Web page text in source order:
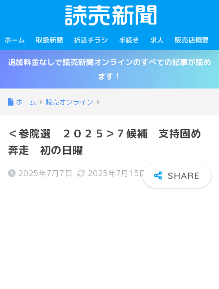
ホーム 取扱新聞 折込チラシ 手続き 求人 販売店概要
追加料金なしで読売新聞オンラインのすべての記事が読め
ます！
ホーム 読売オンライン
＜参院選 ２０２５＞７候補 支持固め
奔走 初の日曜
2025年7月7日 2025年7月15日